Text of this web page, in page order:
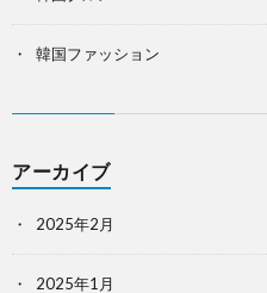
韓国ファッション
アーカイブ
2025年2月
2025年1月